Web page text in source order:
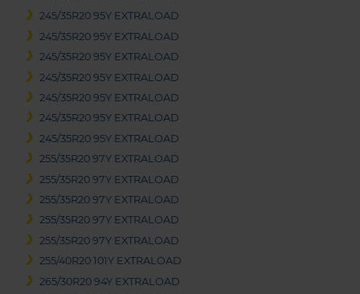
245/35R20 95Y EXTRALOAD
245/35R20 95Y EXTRALOAD
245/35R20 95Y EXTRALOAD
245/35R20 95Y EXTRALOAD
245/35R20 95Y EXTRALOAD
245/35R20 95Y EXTRALOAD
245/35R20 95Y EXTRALOAD
255/35R20 97Y EXTRALOAD
255/35R20 97Y EXTRALOAD
255/35R20 97Y EXTRALOAD
255/35R20 97Y EXTRALOAD
255/35R20 97Y EXTRALOAD
255/40R20 101Y EXTRALOAD
265/30R20 94Y EXTRALOAD